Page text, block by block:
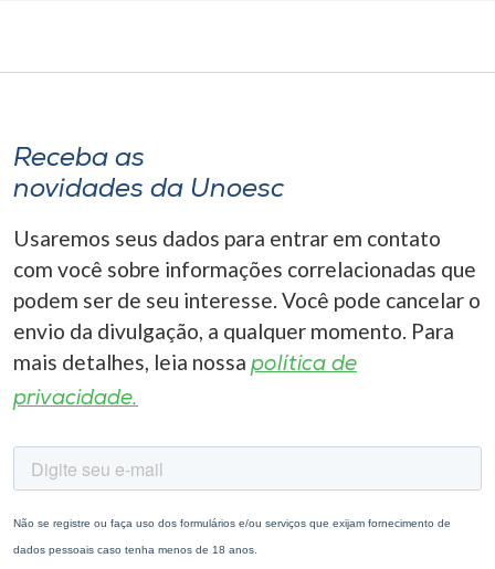
Receba as
novidades da Unoesc
Usaremos seus dados para entrar em contato
com você sobre informações correlacionadas que
podem ser de seu interesse. Você pode cancelar o
envio da divulgação, a qualquer momento. Para
mais detalhes, leia nossa política de
privacidade.